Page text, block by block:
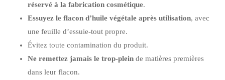
réservé à la fabrication cosmétique.
Essuyez le flacon d’huile végétale après utilisation, avec
une feuille d’essuie-tout propre.
Évitez toute contamination du produit.
Ne remettez jamais le trop-plein de matières premières
dans leur flacon.